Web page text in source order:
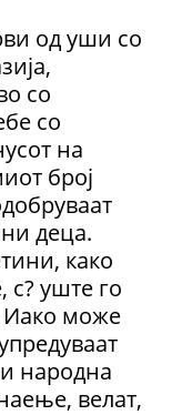
од уши со
со
со
на
број
деца.
како
с? уште го
Иако може
народна
велат,